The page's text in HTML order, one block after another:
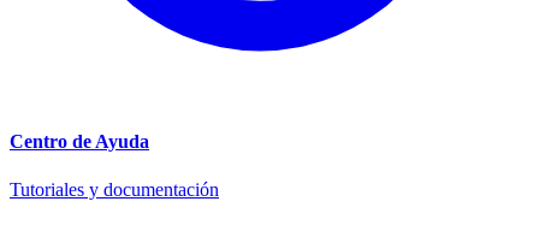
Centro de Ayuda
Tutoriales y documentación